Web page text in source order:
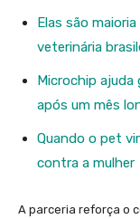
Elas são
veterinária
Microchip ajuda
após um mês
Quando o pet
contra a mulher
A parceria reforça o